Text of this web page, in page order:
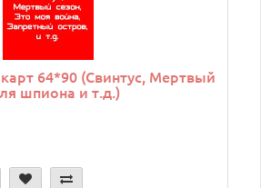
64*90 (Свинтус, Мертвый
шпиона и т.д.)